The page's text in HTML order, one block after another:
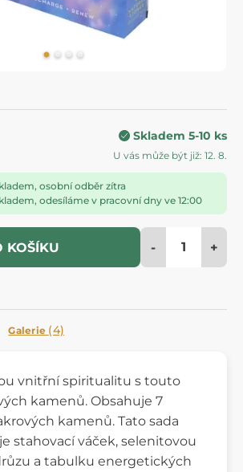
Skladem 5-10 ks
U vás může být již: 12. 8.
osobní odběr zítra
odesíláme v pracovní dny ve 12:00
KOŠÍKU - +
Galerie (4)
vnitřní spiritualitu s touto
kamenů. Obsahuje 7
kamenů. Tato sada
stahovací váček, selenitovou
a tabulku energetických